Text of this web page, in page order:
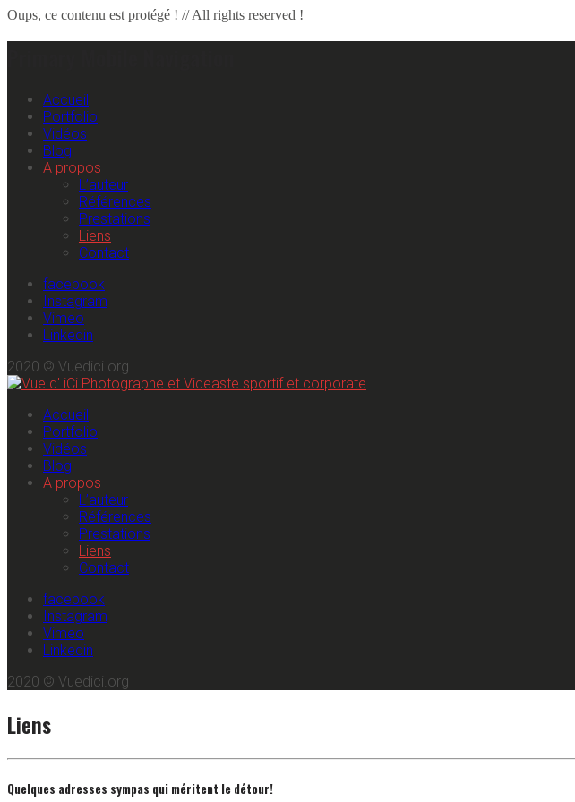
Oups, ce contenu est protégé ! // All rights reserved !
Accueil
Portfolio
Vidéos
Blog
A propos
L’auteur
Références
Prestations
Liens
Contact
facebook
Instagram
Vimeo
Linkedin
2020 © Vuedici.org
Accueil
Portfolio
Vidéos
Blog
A propos
L’auteur
Références
Prestations
Liens
Contact
facebook
Instagram
Vimeo
Linkedin
2020 © Vuedici.org
Liens
Quelques adresses sympas qui méritent le détour!